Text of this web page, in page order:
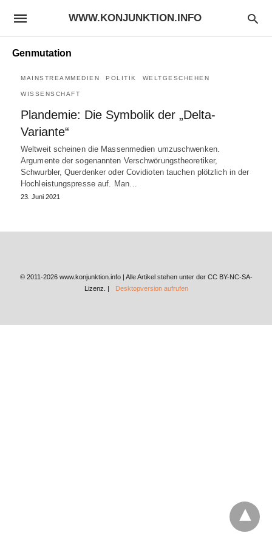
WWW.KONJUNKTION.INFO
Genmutation
MAINSTREAMMEDIEN POLITIK WELTGESCHEHEN
WISSENSCHAFT
Plandemie: Die Symbolik der „Delta-
Variante“
Weltweit scheinen die Massenmedien umzuschwenken.
Argumente der sogenannten Verschwörungstheoretiker,
Schwurbler, Querdenker oder Covidioten tauchen plötzlich in der
Hochleistungspresse auf. Man…
23. Juni 2021
© 2011-2026 www.konjunktion.info | Alle Artikel stehen unter der CC BY-NC-SA-
Lizenz. |
Desktopversion aufrufen